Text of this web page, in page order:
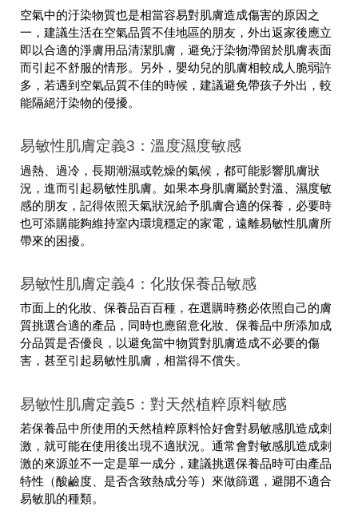
空氣中的汙染物質也是相當容易對肌膚造成傷害的原因之
一，建議生活在空氣品質不佳地區的朋友，外出返家後應立
即以合適的淨膚用品清潔肌膚，避免汙染物滯留於肌膚表面
而引起不舒服的情形。另外，嬰幼兒的肌膚相較成人脆弱許
多，若遇到空氣品質不佳的時候，建議避免帶孩子外出，較
能隔絕汙染物的侵擾。
易敏性肌膚定義3：溫度濕度敏感
過熱、過冷，長期潮濕或乾燥的氣候，都可能影響肌膚狀
況，進而引起易敏性肌膚。如果本身肌膚屬於對溫、濕度敏
感的朋友，記得依照天氣狀況給予肌膚合適的保養，必要時
也可添購能夠維持室內環境穩定的家電，遠離易敏性肌膚所
帶來的困擾。
易敏性肌膚定義4：化妝保養品敏感
市面上的化妝、保養品百百種，在選購時務必依照自己的膚
質挑選合適的產品，同時也應留意化妝、保養品中所添加成
分品質是否優良，以避免當中物質對肌膚造成不必要的傷
害，甚至引起易敏性肌膚，相當得不償失。
易敏性肌膚定義5 ：對天然植粹原料敏感
若保養品中所使用的天然植粹原料恰好會對易敏感肌造成刺
激，就可能在使用後出現不適狀況。通常會對敏感肌造成刺
激的來源並不一定是單一成分，建議挑選保養品時可由產品
特性（酸鹼度、是否含致熱成分等）來做篩選，避開不適合
易敏肌的種類。